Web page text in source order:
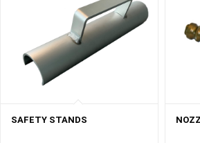
SAFETY STANDS